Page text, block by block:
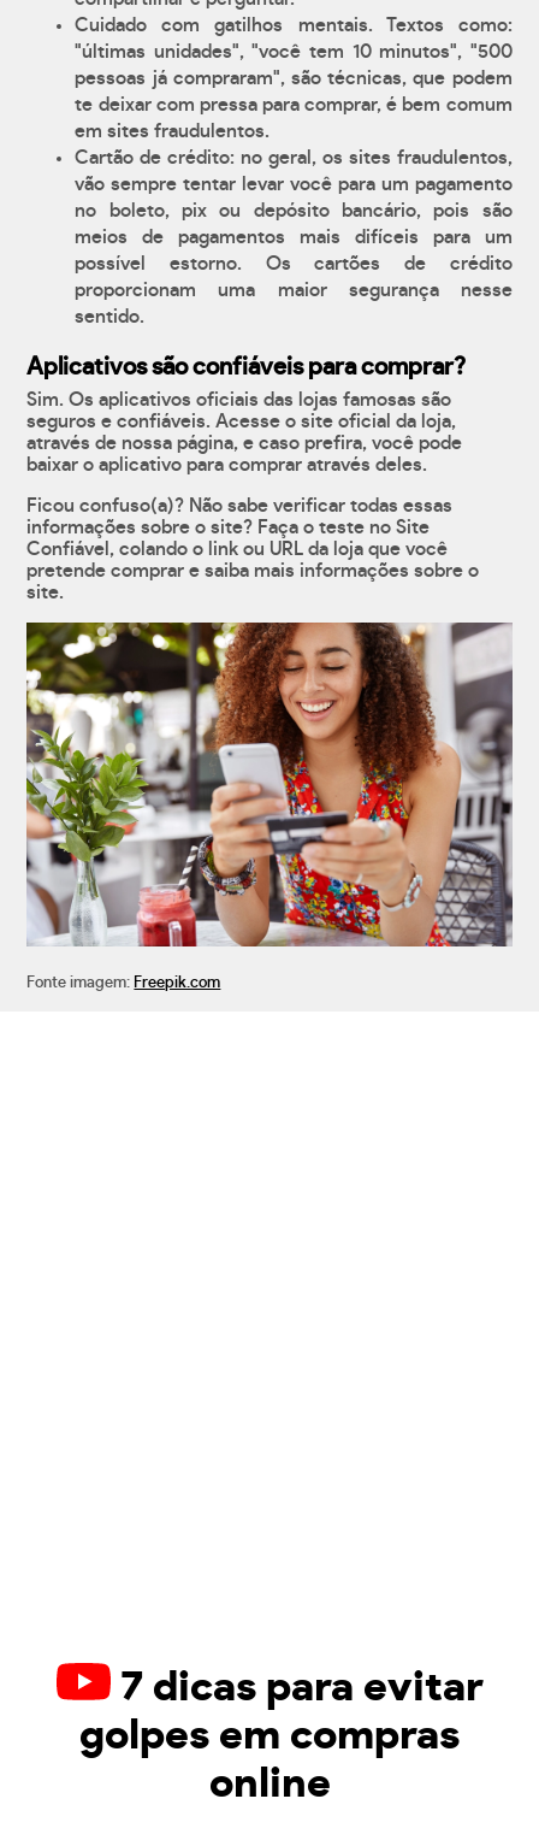
Cuidado com gatilhos mentais. Textos como:
"últimas unidades", "você tem 10 minutos", "500
pessoas já compraram", são técnicas, que podem
te deixar com pressa para comprar, é bem comum
em sites fraudulentos.
Cartão de crédito: no geral, os sites fraudulentos,
vão sempre tentar levar você para um pagamento
no boleto, pix ou depósito bancário, pois são
meios de pagamentos mais difíceis para um
possível estorno. Os cartões de crédito
proporcionam uma maior segurança nesse
sentido.
Aplicativos são confiáveis para comprar?
Sim. Os aplicativos oficiais das lojas famosas são
seguros e confiáveis. Acesse o site oficial da loja,
através de nossa página, e caso prefira, você pode
baixar o aplicativo para comprar através deles.
Ficou confuso(a)? Não sabe verificar todas essas
informações sobre o site? Faça o teste no Site
Confiável, colando o link ou URL da loja que você
pretende comprar e saiba mais informações sobre o
site.
Fonte imagem: Freepik.com
7 dicas para evitar
golpes em compras
online